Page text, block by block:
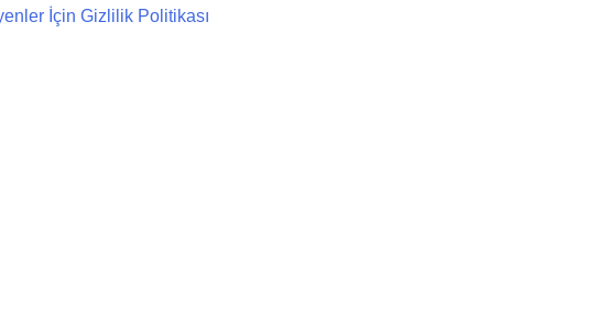
İçin Gizlilik Politikası